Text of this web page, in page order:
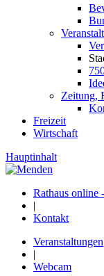
Zeitung,
Freizeit
Wirtschaft
Hauptinhalt
Rathaus online
|
Kontakt
Veranstaltungen
|
Webcam